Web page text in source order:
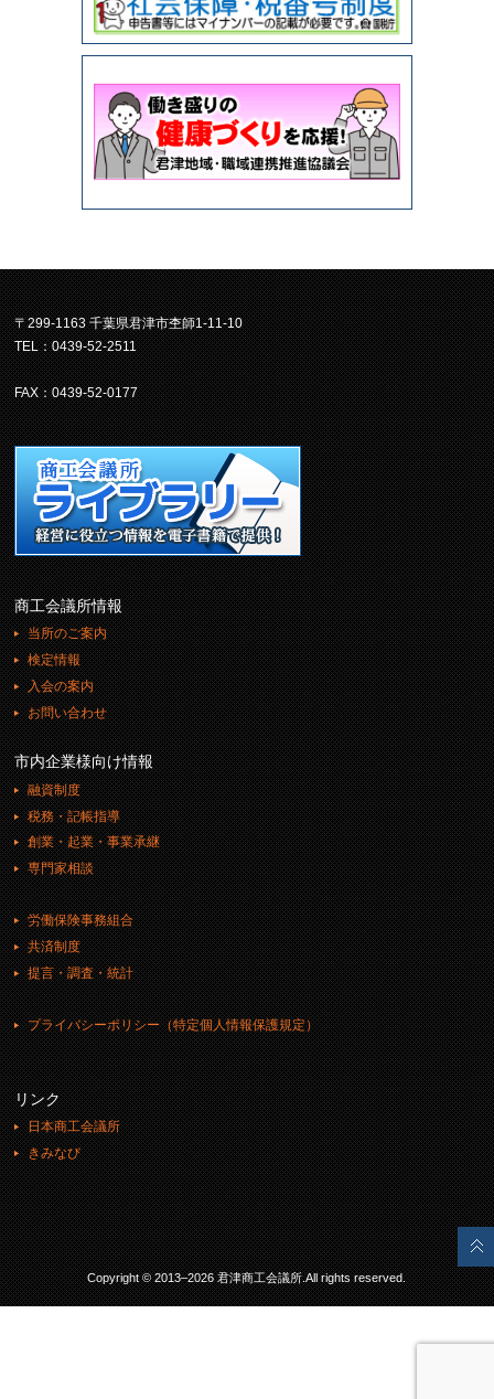
〒299-1163 千葉県君津市杢師1-11-10
TEL：0439-52-2511
FAX：0439-52-0177
商工会議所情報
当所のご案内
検定情報
入会の案内
お問い合わせ
市内企業様向け情報
融資制度
税務・記帳指導
創業・起業・事業承継
専門家相談
労働保険事務組合
共済制度
提言・調査・統計
プライバシーポリシー（特定個人情報保護規定）
リンク
日本商工会議所
きみなび
Copyright © 2013–2026 君津商工会議所.All rights reserved.